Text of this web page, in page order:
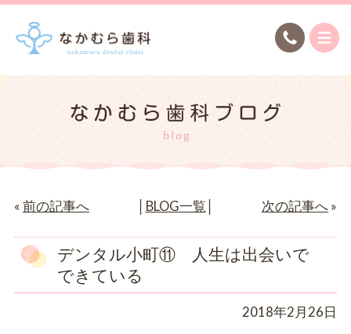
« 前の記事へ BLOG一覧 次の記事へ »
デンタル小町⑪ 人生は出会いで
できている
2018年2月26日